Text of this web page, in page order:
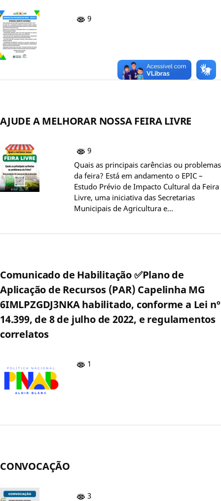
9
AJUDE A MELHORAR NOSSA FEIRA LIVRE
9
Quais as principais carências ou problemas
da feira? Está em andamento o EPIC –
Estudo Prévio de Impacto Cultural da Feira
Livre, uma iniciativa das Secretarias
Municipais de Agricultura e…
Comunicado de Habilitação ✅Plano de
Aplicação de Recursos (PAR) Capelinha MG
6IMLPZGDJ3NKA habilitado, conforme a Lei nº
14.399, de 8 de julho de 2022, e regulamentos
correlatos
1
CONVOCAÇÃO
3